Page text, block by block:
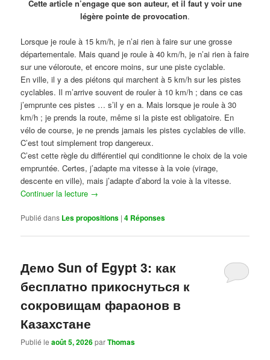
Cette article n’engage que son auteur, et il faut y voir une
légère pointe de provocation.
Lorsque je roule à 15 km/h, je n’ai rien à faire sur une grosse
départementale. Mais quand je roule à 40 km/h, je n’ai rien à faire
sur une véloroute, et encore moins, sur une piste cyclable.
En ville, il y a des piétons qui marchent à 5 km/h sur les pistes
cyclables. Il m’arrive souvent de rouler à 10 km/h ; dans ce cas
j’emprunte ces pistes … s’il y en a. Mais lorsque je roule à 30
km/h ; je prends la route, même si la piste est obligatoire. En
vélo de course, je ne prends jamais les pistes cyclables de ville.
C’est tout simplement trop dangereux.
C’est cette règle du différentiel qui conditionne le choix de la voie
empruntée. Certes, j’adapte ma vitesse à la voie (virage,
descente en ville), mais j’adapte d’abord la voie à la vitesse.
Continuer la lecture →
Publié dans Les propositions |4 Réponses
Демо Sun of Egypt 3: как
бесплатно прикоснуться к
сокровищам фараонов в
Казахстане
Publié leaoût 5, 2026parThomas